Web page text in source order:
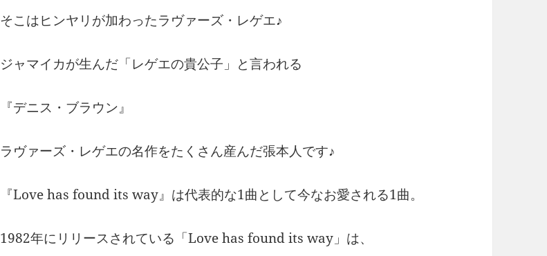
そこはヒンヤリが加わったラヴァーズ・レゲエ♪
ジャマイカが生んだ「レゲエの貴公子」と言われる
『デニス・ブラウン』
ラヴァーズ・レゲエの名作をたくさん産んだ張本人です♪
『Love has found its way』は代表的な1曲として今なお愛される1曲。
1982年にリリースされている「Love has found its way」は、